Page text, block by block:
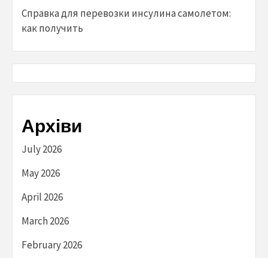
Справка для перевозки инсулина самолетом:
как получить
Архіви
July 2026
May 2026
April 2026
March 2026
February 2026